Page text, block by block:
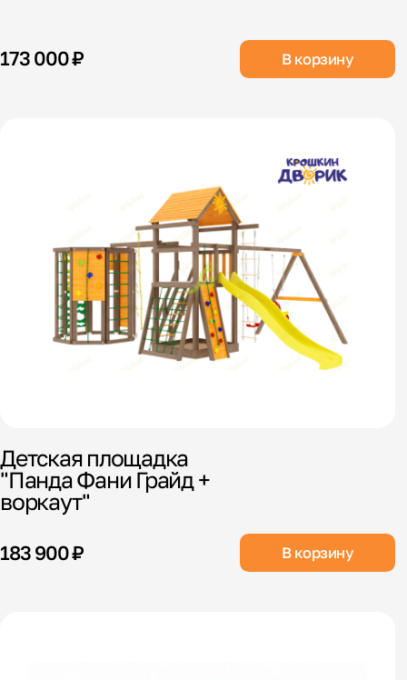
173 000 ₽ В корзину
Детская площадка
"Панда Фани Грайд +
воркаут"
183 900 ₽ В корзину